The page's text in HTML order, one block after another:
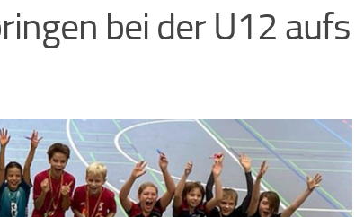
bei der U12 aufs